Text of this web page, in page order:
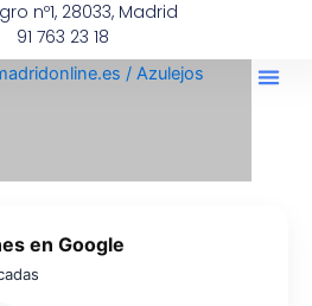
nº1, 28033, Madrid
91 763 23 18
en Google